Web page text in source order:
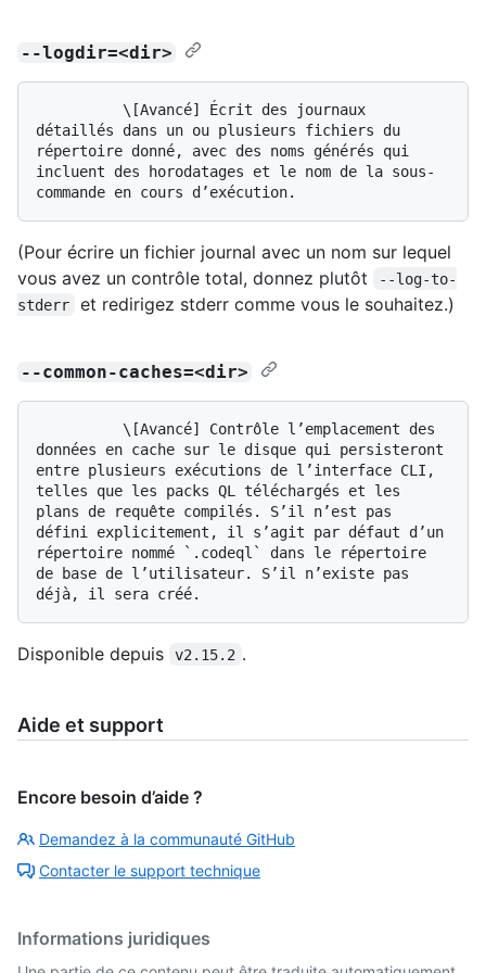
--logdir=<dir>
détaillés dans un ou plusieurs fichiers du
répertoire donné, avec des noms générés qui
incluent des horodatages et le nom de la sous-
(Pour écrire un fichier journal avec un nom sur lequel
vous avez un contrôle total, donnez plutôt
--log-to-
stderr
et redirigez stderr comme vous le souhaitez.)
--common-caches=<dir>
données en cache sur le disque qui persisteront
entre plusieurs exécutions de l’interface CLI,
telles que les packs QL téléchargés et les
plans de requête compilés. S’il n’est pas
défini explicitement, il s’agit par défaut d’un
répertoire nommé `.codeql` dans le répertoire
de base de l’utilisateur. S’il n’existe pas
Disponible depuis v2.15.2 .
Aide et support
Encore besoin d’aide ?
Demandez à la communauté GitHub
Contacter le support technique
Informations juridiques